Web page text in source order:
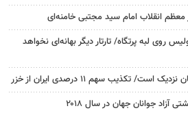
معظم انقلاب امام سید مجتبی خامنه‌ای
روی لبه پرتگاه/ تارتار دیگر بهانه‌ای نخواهد
تکذیب سهم ۱۱ درصدی ایران از خزر
آزاد جوانان جهان در سال ۲۰۱۸